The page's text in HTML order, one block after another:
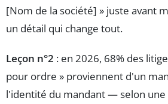
[Nom de la société] » juste avant
un détail qui change tout.
Leçon n°2 : en 2026, 68% des
pour ordre » proviennent d'un
l'identité du mandant — selon une